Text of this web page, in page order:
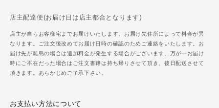
店主配達便(お届け日は店主都合となります)
店主が自らお客様宅までお届けいたします。お届け先住所によって料金が異
なります。ご注文後改めてお届け日時の確認のためご連絡をいたします。お
届け先が離島の場合は追加料金が発生する場合がございます。万が一お届け
時にご不在だった場合はご注文書籍は持ち帰りさせて頂き、後日配送させて
頂きます。あらかじめご了承下さい。
お支払い方法について